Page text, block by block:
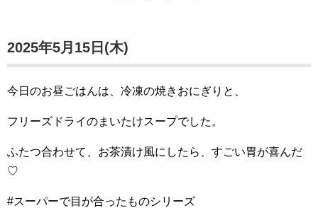
2025年5月15日(木)
今日のお昼ごはんは、冷凍の焼きおにぎりと、
フリーズドライのまいたけスープでした。
ふたつ合わせて、お茶漬け風にしたら、すごい胃が喜んだ
♡
#スーパーで目が合ったものシリーズ